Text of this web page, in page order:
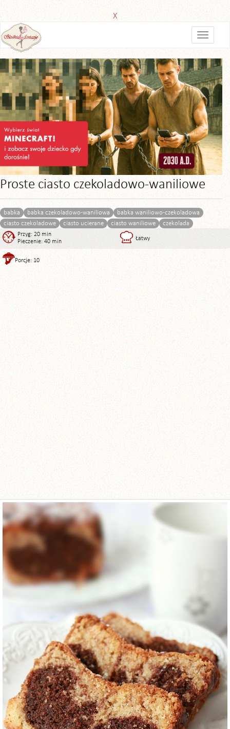
X
Proste ciasto czekoladowo-waniliowe
babka babka czekoladowo-waniliowa
babka waniliowo-czekoladowa
ciasto czekoladowe
ciasto ucierane ciasto waniliowe czekolada
Przyg: 20 min
Pieczenie: 40 min
Łatwy
Porcje: 10